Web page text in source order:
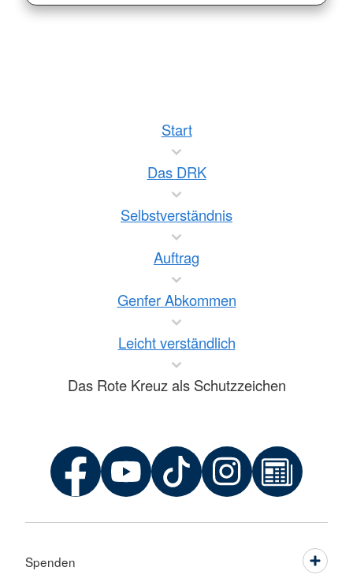
Start
Das DRK
Selbstverständnis
Auftrag
Genfer Abkommen
Leicht verständlich
Das Rote Kreuz als Schutzzeichen
Spenden